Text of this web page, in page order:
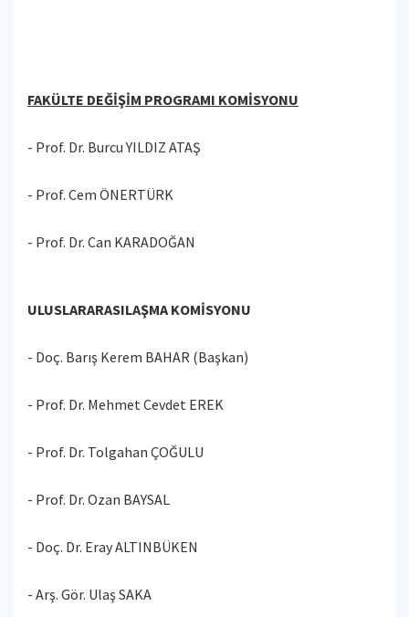
FAKÜLTE DEĞİŞİM PROGRAMI KOMİSYONU
- Prof. Dr. Burcu YILDIZ ATAŞ
- Prof. Cem ÖNERTÜRK
- Prof. Dr. Can KARADOĞAN
ULUSLARARASILAŞMA KOMİSYONU
- Doç. Barış Kerem BAHAR (Başkan)
- Prof. Dr. Mehmet Cevdet EREK
- Prof. Dr. Tolgahan ÇOĞULU
- Prof. Dr. Ozan BAYSAL
- Doç. Dr. Eray ALTINBÜKEN
- Arş. Gör. Ulaş SAKA